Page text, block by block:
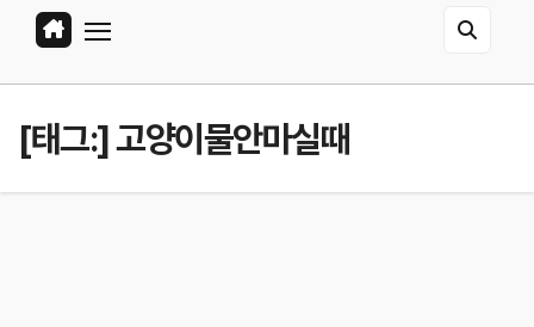
[태그:]고양이물안마실때